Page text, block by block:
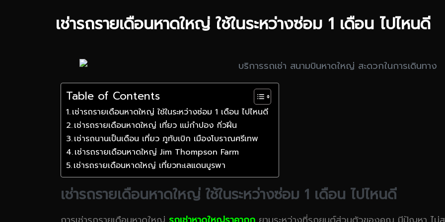
เช่ารถรายเดือนหาดใหญ่ ใช้ในระหว่างซ่อม 1 เดือน ไปไหนดี
Table of Contents
เช่ารถรายเดือนหาดใหญ่ ใช้ในระหว่างซ่อม 1 เดือน ไปไหนดี
เช่ารถรายเดือนหาดใหญ่ เที่ยว แม่กำปอง กิ่วฝิ่น
เช่ารถนานเป็นเดือน เที่ยว ภูทับเบิก เมืองโบราณศรีเทพ
เช่ารถรายเดือนหาดใหญ่ Jim Thompson Farm
เช่ารถรายเดือนหาดใหญ่ เที่ยวทะเลแดนบูรพา
เช่ารถรายเดือนหาดใหญ่ ใช้ในระหว่างซ่อม 1 เดือน ไปไหนดี